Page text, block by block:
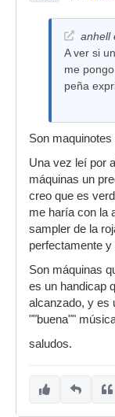
anhell
A ver si
me
peña
Son maquinotes
Una vez leí por
máquinas un
creo que es
me haría con la
sampler de la
perfectamente
Son máquinas
es un handicap
alcanzado, y es
""buena""
saludos.